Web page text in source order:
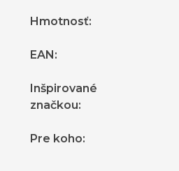
Hmotnosť:
EAN :
Inšpirované
značkou:
Pre koho: